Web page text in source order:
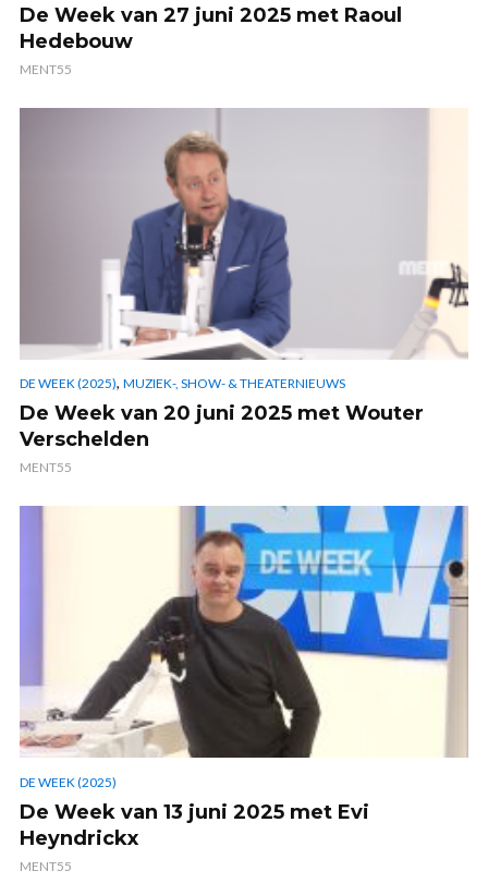
De Week van 27 juni 2025 met Raoul
Hedebouw
MENT55
DE WEEK (2025), MUZIEK-, SHOW- & THEATERNIEUWS
De Week van 20 juni 2025 met Wouter
Verschelden
MENT55
DE WEEK (2025)
De Week van 13 juni 2025 met Evi
Heyndrickx
MENT55